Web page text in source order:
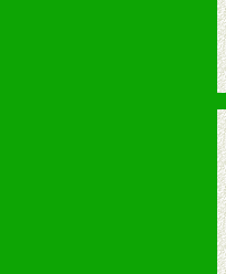
淳一滋养洗发水（6-18个月）